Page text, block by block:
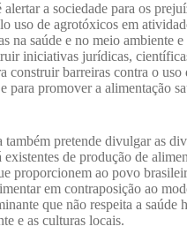
a sociedade para os
uso de agrotóxicos em
na saúde e no meio ambiente
iniciativas jurídicas,
construir barreiras contra o uso
para promover a alimentação
também pretende divulgar as
de produção de
proporcionem ao povo
em contraposição ao
que não respeita a saúde
e as culturas locais.